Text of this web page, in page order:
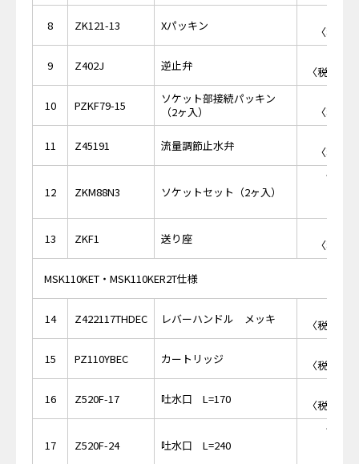
8 ZK121-13 Xパッキン
〈税抜
9 Z402J 逆止弁
〈税抜価
10 PZKF79-15
ソケット部接続パッキン
（2ヶ入）
〈税抜
11 Z45191 流量調節止水弁
〈税抜
12 ZKM88N3 ソケットセット（2ヶ入）
￥
13 ZKF1 送り座
〈税抜
MSK110KET・MSK110KER2T仕様
14 Z422117THDEC レバーハンドル メッキ
〈税抜価
15 PZ110YBEC カートリッジ
〈税抜価
16 Z520F-17 吐水口 L=170
〈税抜価
17 Z520F-24 吐水口 L=240
￥